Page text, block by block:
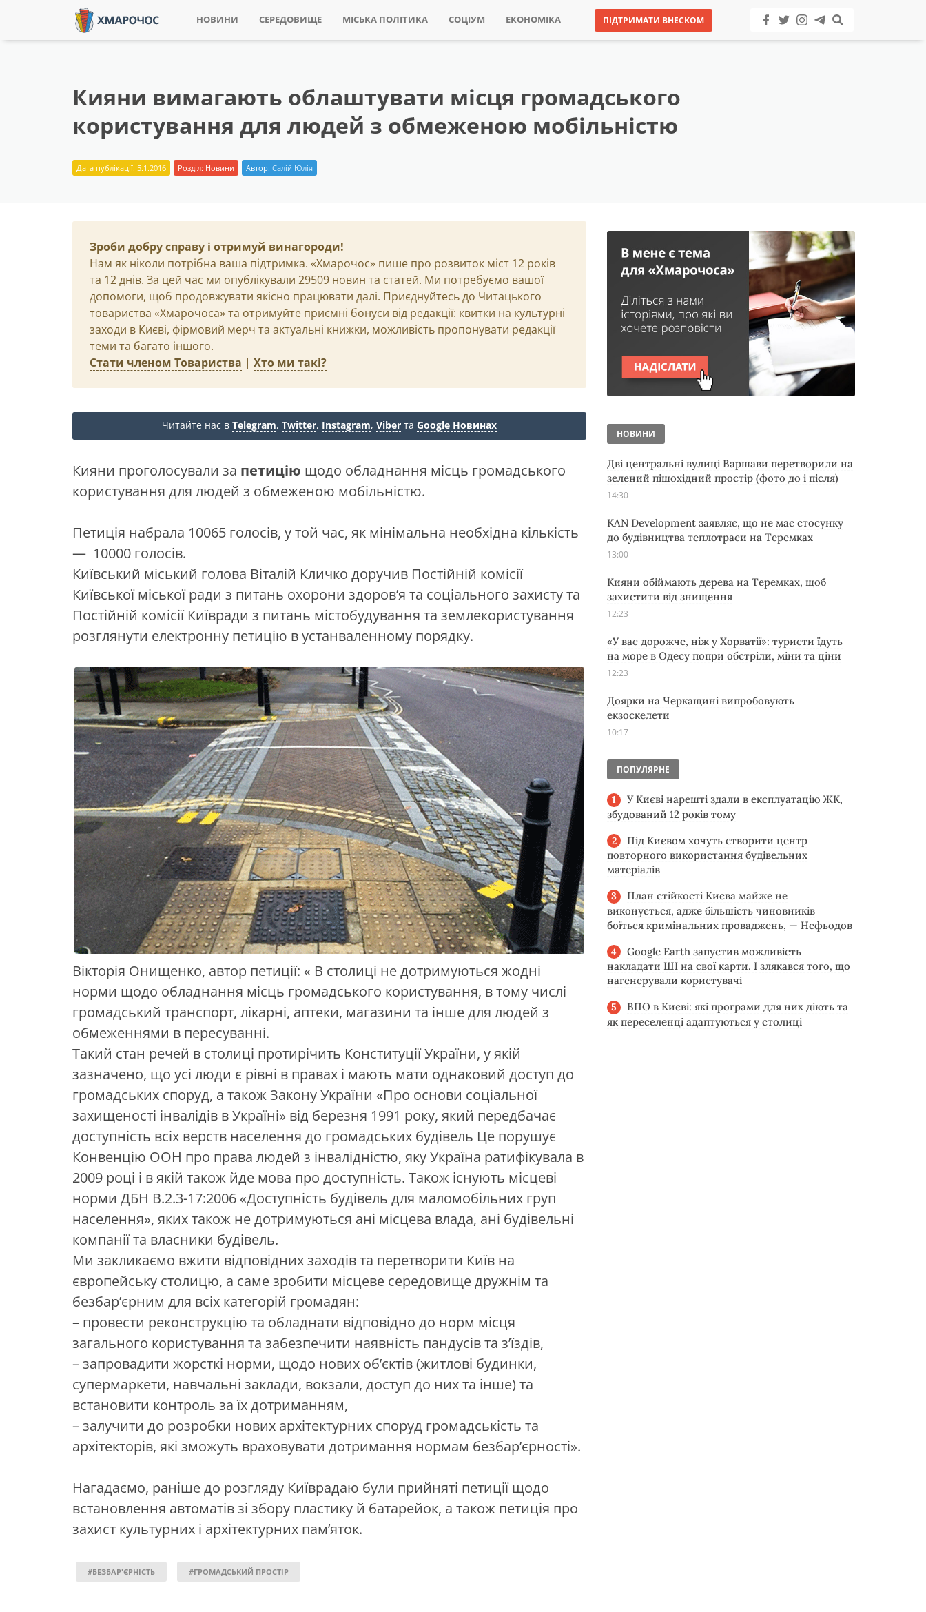
НОВИНИ СЕРЕДОВИЩЕ МІСЬКА ПОЛІТИКА СОЦІУМ ЕКОНОМІКА ПІДТРИМАТИ ВНЕСКОМ
Кияни вимагають облаштувати місця громадського
користування для людей з обмеженою мобільністю
Дата публікації: 5.1.2016 Розділ: Новини Автор: Салій Юлія
Зроби добру справу і отримуй винагороди!
Нам як ніколи потрібна ваша підтримка. «Хмарочос» пише про розвиток міст 12 років
та 12 днів. За цей час ми опублікували 29509 новин та статей. Ми потребуємо вашої
допомоги, щоб продовжувати якісно працювати далі. Приєднуйтесь до Читацького
товариства «Хмарочоса» та отримуйте приємні бонуси від редакції: квитки на культурні
заходи в Києві, фірмовий мерч та актуальні книжки, можливість пропонувати редакції
теми та багато іншого.
Стати членом Товариства | Хто ми такі?
Читайте нас в Telegram, Twitter, Instagram, Viber та Google Новинах
Кияни проголосували за петицію щодо обладнання місць громадського
користування для людей з обмеженою мобільністю.
Петиція набрала 10065 голосів, у той час, як мінімальна необхідна кількість
— 10000 голосів.
Київський міський голова Віталій Кличко доручив Постійній комісії
Київської міської ради з питань охорони здоров’я та соціального захисту та
Постійній комісії Київради з питань містобудування та землекористування
розглянути електронну петицію в устанваленному порядку.
Вікторія Онищенко, автор петиції: « В столиці не дотримуються жодні
норми щодо обладнання місць громадського користування, в тому числі
громадський транспорт, лікарні, аптеки, магазини та інше для людей з
обмеженнями в пересуванні.
Такий стан речей в столиці протирічить Конституції України, у якій
зазначено, що усі люди є рівні в правах і мають мати однаковий доступ до
громадських споруд, а також Закону України «Про основи соціальної
захищеності інвалідів в Україні» від березня 1991 року, який передбачає
доступність всіх верств населення до громадських будівель Це порушує
Конвенцію ООН про права людей з інвалідністю, яку Україна ратифікувала в
2009 році і в якій також йде мова про доступність. Також існують місцеві
норми ДБН В.2.3-17:2006 «Доступність будівель для маломобільних груп
населення», яких також не дотримуються ані місцева влада, ані будівельні
компанії та власники будівель.
Ми закликаємо вжити відповідних заходів та перетворити Київ на
європейську столицю, а саме зробити місцеве середовище дружнім та
безбар’єрним для всіх категорій громадян:
– провести реконструкцію та обладнати відповідно до норм місця
загального користування та забезпечити наявність пандусів та з’їздів,
– запровадити жорсткі норми, щодо нових об’єктів (житлові будинки,
супермаркети, навчальні заклади, вокзали, доступ до них та інше) та
встановити контроль за їх дотриманням,
– залучити до розробки нових архітектурних споруд громадськість та
архітекторів, які зможуть враховувати дотримання нормам безбар’єрності».
Нагадаємо, раніше до розгляду Київрадаю були прийняті петиції щодо
встановлення автоматів зі збору пластику й батарейок, а також петиція про
захист культурних і архітектурних пам’яток.
#БЕЗБАР'ЄРНІСТЬ #ГРОМАДСЬКИЙ ПРОСТІР
НОВИНИ
Дві центральні вулиці Варшави перетворили на
зелений пішохідний простір (фото до і після)
14:30
KAN Development заявляє, що не має стосунку
до будівництва теплотраси на Теремках
13:00
Кияни обіймають дерева на Теремках, щоб
захистити від знищення
12:23
«У вас дорожче, ніж у Хорватії»: туристи їдуть
на море в Одесу попри обстріли, міни та ціни
12:23
Доярки на Черкащині випробовують
екзоскелети
10:17
ПОПУЛЯРНЕ
У Києві нарешті здали в експлуатацію ЖК,
збудований 12 років тому
Під Києвом хочуть створити центр
повторного використання будівельних
матеріалів
План стійкості Києва майже не
виконується, адже більшість чиновників
боїться кримінальних проваджень, — Нефьодов
Google Earth запустив можливість
накладати ШІ на свої карти. І злякався того, що
нагенерували користувачі
ВПО в Києві: які програми для них діють та
як переселенці адаптуються у столиці